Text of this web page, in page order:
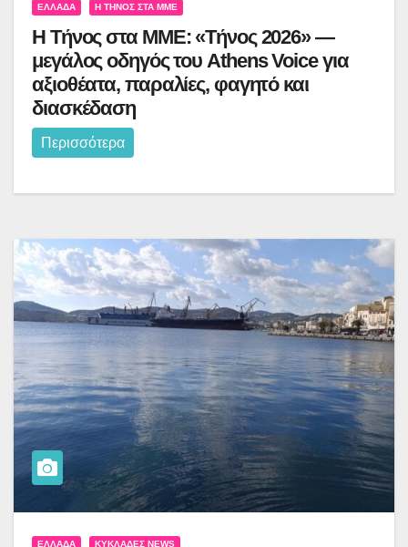
ΕΛΛΆΔΑ Η ΤΉΝΟΣ ΣΤΑ ΜΜΕ
Η Τήνος στα ΜΜΕ: «Τήνος 2026» —
μεγάλος οδηγός του Athens Voice για
αξιοθέατα, παραλίες, φαγητό και
διασκέδαση
Περισσότερα
ΕΛΛΆΔΑ ΚΥΚΛΆΔΕΣ NEWS